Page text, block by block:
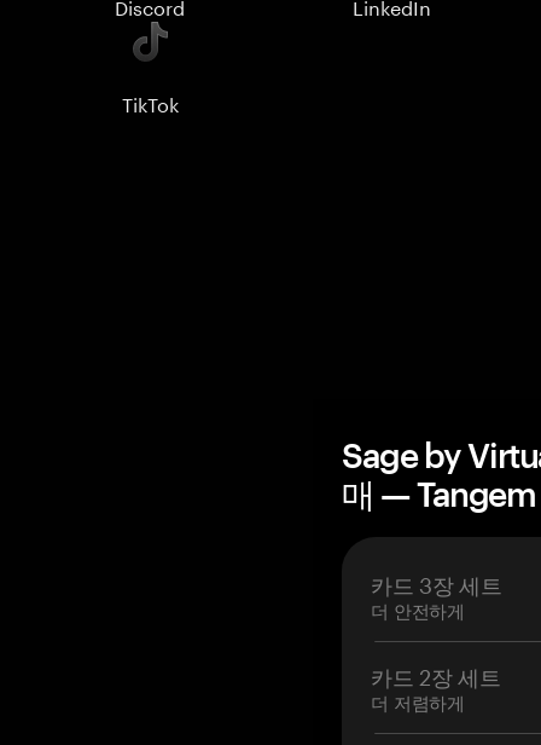
TikTok
Sage by
매 — Tangem
카드 3장 세트
더 안전하게
카드 2장 세트
더 저렴하게